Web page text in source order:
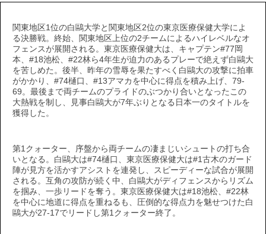
関東地区1位の白鷗大学と関東地区2位の東京医療保健大学によ
る決勝戦。終始、関東地区上位の2チームによるハイレベルなオ
フェンスが展開される。東京医療保健大は、キャプテン#77岡
本、#18池松、#22林ら4年生が迫力のあるプレーで絶えず白鷗大
を苦しめた。後半、昨年の雪辱を果たすべく白鷗大の攻撃に拍車
がかかり、#74樋口、#13アマカを中心に得点を積み上げ、79-
69。最後まで両チームのプライドのぶつかり合いとなったこの
大熱戦を制し、見事白鷗大が7年ぶりとなる日本一のタイトルを
獲得した。
第1クォーター、序盤から両チームの凄まじいシュートの打ち合
いとなる。白鷗大は#74樋口、東京医療保健大は#1古木のガード
陣が見方を活かすアシストを連発し、スピーディーな試合が展開
される。互角の攻防が続く中、白鷗大がディフェンスからリズム
を掴み、一歩リードを奪う。東京医療保健大は#18池松、#22林
を中心に地道に得点を重ねるも、圧倒的な得点力を魅せつけた白
鷗大が27-17でリードし第1クォーター終了。